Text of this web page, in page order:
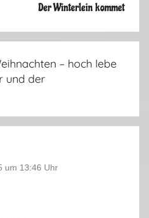
Der Winterlein kommet
– hoch lebe
und der
um 13:46 Uhr